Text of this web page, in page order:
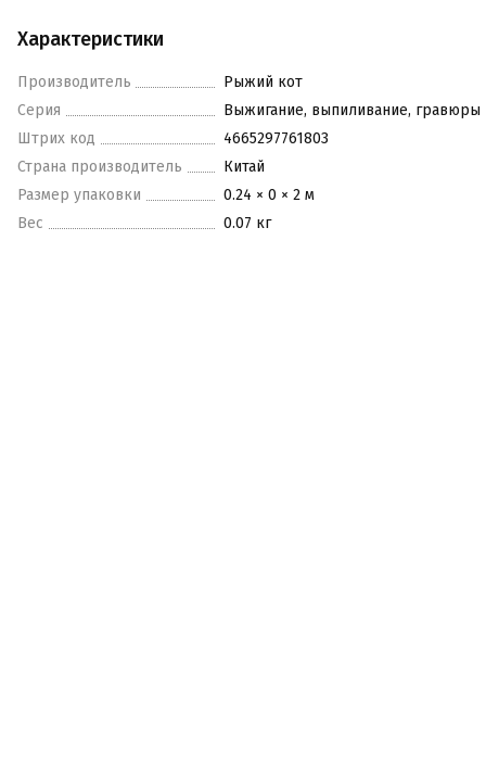
Характеристики
Производитель
Рыжий кот
Серия
Выжигание, выпиливание, гравюры
Штрих код
4665297761803
Страна производитель
Китай
Размер упаковки
0.24 × 0 × 2 м
Вес
0.07 кг